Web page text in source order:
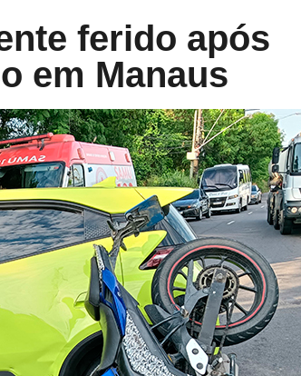
ferido após
em Manaus